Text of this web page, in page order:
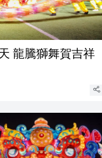
龍騰獅舞賀吉祥